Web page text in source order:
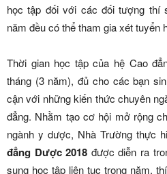
học tập đối với các đối tượng thí
năm đều có thể tham gia xét tuyển
Thời gian học tập của hệ Cao
tháng (3 năm), đủ cho các bạn
cận với những kiến thức chuyên
đẳng. Nhằm tạo cơ hội mở rộng
ngành y dược, Nhà Trường thực
đẳng Dược 2018 được diễn ra
sung học tập liên tục trong năm,